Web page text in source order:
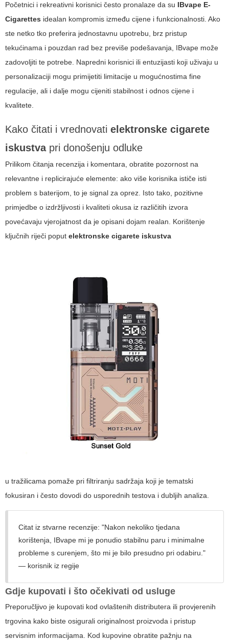
Početnici i rekreativni korisnici često pronalaze da su IBvape E-
Cigarettes idealan kompromis između cijene i funkcionalnosti. Ako
ste netko tko preferira jednostavnu upotrebu, brz pristup
tekućinama i pouzdan rad bez previše podešavanja, IBvape može
zadovoljiti te potrebe. Napredni korisnici ili entuzijasti koji uživaju u
personalizaciji mogu primijetiti limitacije u mogućnostima fine
regulacije, ali i dalje mogu cijeniti stabilnost i odnos cijene i
kvalitete.
Kako čitati i vrednovati elektronske cigarete
iskustvapri donošenju odluke
Prilikom čitanja recenzija i komentara, obratite pozornost na
relevantne i replicirajuće elemente: ako više korisnika ističe isti
problem s baterijom, to je signal za oprez. Isto tako, pozitivne
primjedbe o izdržljivosti i kvaliteti okusa iz različitih izvora
povećavaju vjerojatnost da je opisani dojam realan. Korištenje
ključnih riječi poput elektronske cigarete iskustva
u tražilicama pomaže pri filtriranju sadržaja koji je tematski
fokusiran i često dovodi do usporednih testova i dubljih analiza.
Citat iz stvarne recenzije: "Nakon nekoliko tjedana
korištenja, IBvape mi je ponudio stabilnu paru i minimalne
probleme s curenjem, što mi je bilo presudno pri odabiru."
— korisnik iz regije
Gdje kupovati i što očekivati od usluge
Preporučljivo je kupovati kod ovlaštenih distributera ili provjerenih
trgovina kako biste osigurali originalnost proizvoda i pristup
servisnim informacijama. Kod kupovine obratite pažnju na